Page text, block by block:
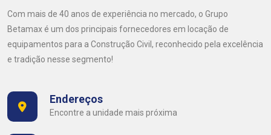
Com mais de 40 anos de experiência no mercado, o Grupo
Betamax é um dos principais fornecedores em locação de
equipamentos para a Construção Civil, reconhecido pela excelência
e tradição nesse segmento!
Endereços
Encontre a unidade mais próxima